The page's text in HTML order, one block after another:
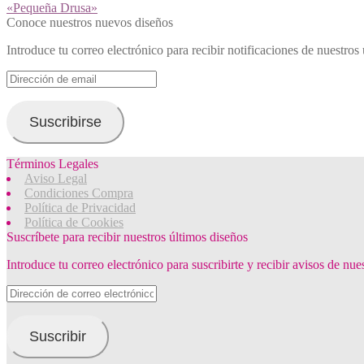
de
entradas
Siguiente:
«Pequeña Drusa»
Conoce nuestros nuevos diseños
Introduce tu correo electrónico para recibir notificaciones de nuestros
Dirección
de
Suscribirse
Términos Legales
Aviso Legal
Condiciones Compra
Política de Privacidad
Política de Cookies
Suscríbete para recibir nuestros últimos diseños
Introduce tu correo electrónico para suscribirte y recibir avisos de
Dirección
de
electrónico
Suscribir